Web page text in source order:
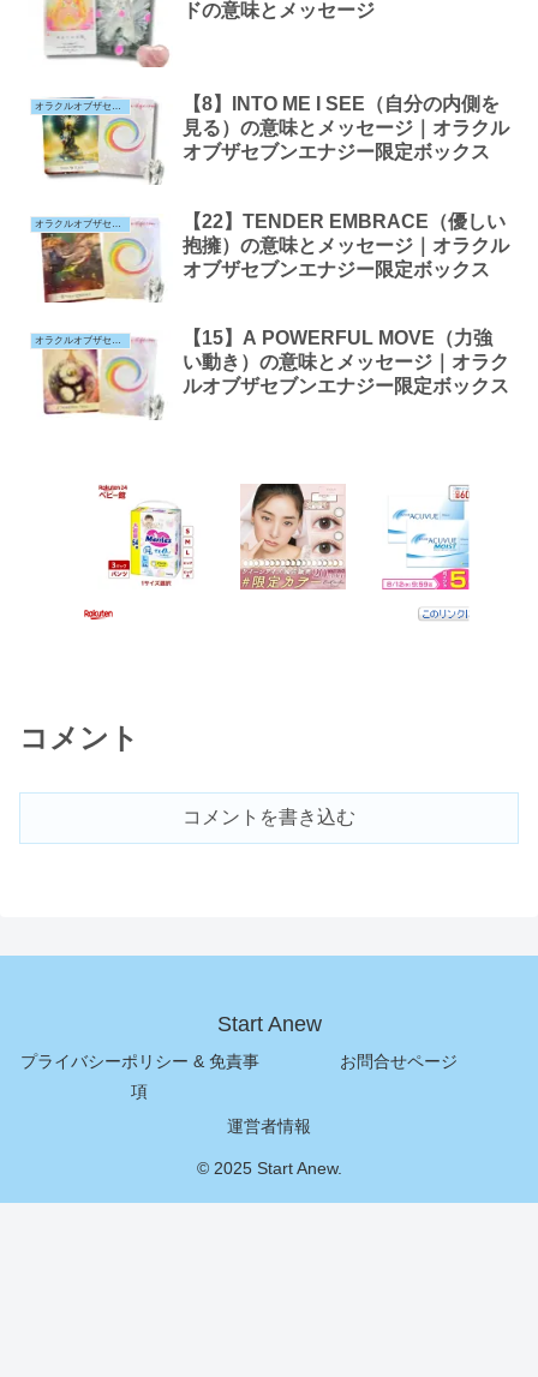
ドの意味とメッセージ
【8】INTO ME I SEE（自分の内側を
見る）の意味とメッセージ｜オラクル
オブザセブンエナジー限定ボックス
【22】TENDER EMBRACE（優しい
抱擁）の意味とメッセージ｜オラクル
オブザセブンエナジー限定ボックス
オラクルオブザセブンエナジー
【15】A POWERFUL MOVE（力強
い動き）の意味とメッセージ｜オラク
ルオブザセブンエナジー限定ボックス
コメント
コメントを書き込む
Start Anew
プライバシーポリシー & 免責事
項
お問合せページ
運営者情報
© 2025 Start Anew.